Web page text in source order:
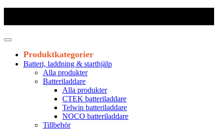
Produktkategorier
Batteri, laddning & starthjälp
Alla produkter
Batteriladdare
Alla produkter
CTEK batteriladdare
Telwin batteriladdare
NOCO batteriladdare
Tillbehör